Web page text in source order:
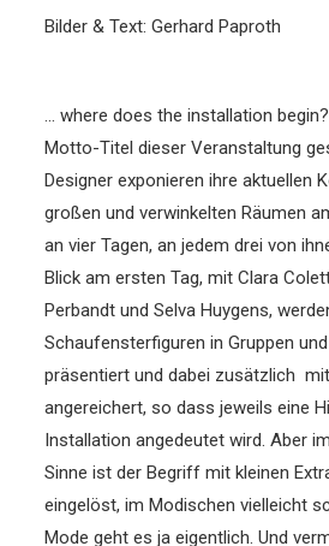
Bilder & Text: Gerhard Paproth
… where does the installation
Motto-Titel dieser Veranstaltung
Designer exponieren ihre aktuellen
großen und verwinkelten Räumen
an vier Tagen, an jedem drei von
Blick am ersten Tag, mit Clara
Perbandt und Selva Huygens,
Schaufensterfiguren in Gruppen
präsentiert und dabei zusätzlich
angereichert, so dass jeweils eine
Installation angedeutet wird.Aber
Sinne ist der Begriff mit kleinen
eingelöst, im Modischen vielleicht
Mode geht es ja eigentlich. Und